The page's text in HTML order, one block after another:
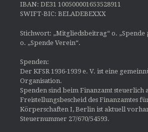
IBAN: DE31 100500001653528911
SWIFT-BIC: BELADEBEXXX
Stichwort: „Mitgliedsbeitrag“ o. „Spende
o. „Spende Verein“.
Spenden:
Der KFSR 1936-1939 e. V. ist eine
Organisation.
Spenden sind beim Finanzamt steuerlich
Freistellungsbescheid des Finanzamtes
Körperschaften I, Berlin ist aktuell
Steuernummer 27/670/54593.